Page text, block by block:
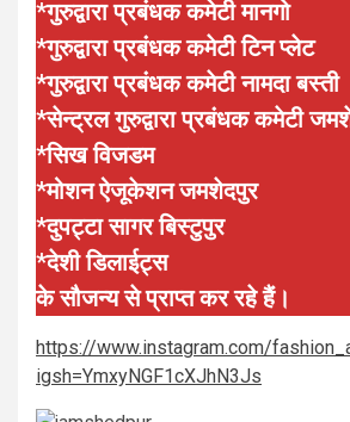
*गुरुद्वारा प्रबंधक कमेटी मानगो
*गुरुद्वारा प्रबंधक कमेटी टिन प्लेट
*गुरुद्वारा प्रबंधक कमेटी नामदा बस्ती
*सेन्ट्रल गुरुद्वारा प्रबंधक कमेटी
*सिख विजडम
*मोशन ऐजूकेशन जमशेदपुर
*दुपट्टा सागर बिस्टुपुर
*देशी डिलाईट्स
के सौजन्य से प्राप्त कर रहे हैं।
https://www.instagram.com/
igsh=YmxyNGF1cXJhN3Js